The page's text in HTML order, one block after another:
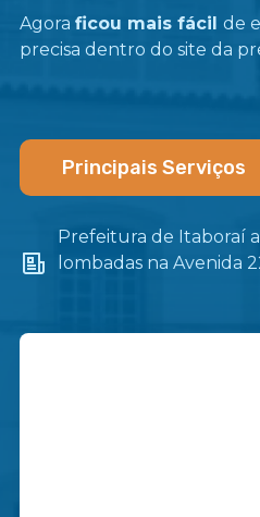
Agora ficou mais fácil de
precisa dentro do site da
Principais Serviços
Prefeitura de Itaboraí
lombadas na Avenida